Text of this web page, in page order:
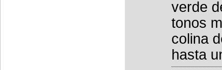
verde
tonos
colina
hasta